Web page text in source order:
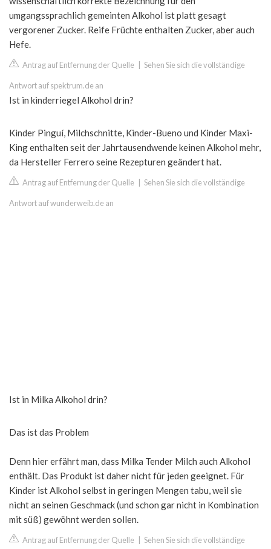
umgangssprachlich gemeinten Alkohol ist platt gesagt
vergorener Zucker. Reife Früchte enthalten Zucker, aber auch
Hefe.
Antrag auf Entfernung der Quelle Sehen Sie sich die vollständige
Antwort auf spektrum.de an
Ist in kinderriegel Alkohol drin?
Kinder Pinguí, Milchschnitte, Kinder-Bueno und Kinder Maxi-
King enthalten seit der Jahrtausendwende keinen Alkohol mehr,
da Hersteller Ferrero seine Rezepturen geändert hat.
Antrag auf Entfernung der Quelle Sehen Sie sich die vollständige
Antwort auf wunderweib.de an
Ist in Milka Alkohol drin?
Das ist das Problem
Denn hier erfährt man, dass Milka Tender Milch auch Alkohol
enthält. Das Produkt ist daher nicht für jeden geeignet. Für
Kinder ist Alkohol selbst in geringen Mengen tabu, weil sie
nicht an seinen Geschmack (und schon gar nicht in Kombination
mit süß) gewöhnt werden sollen.
Antrag auf Entfernung der Quelle Sehen Sie sich die vollständige